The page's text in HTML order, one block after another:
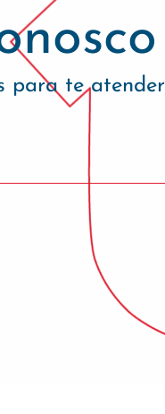
para te atender